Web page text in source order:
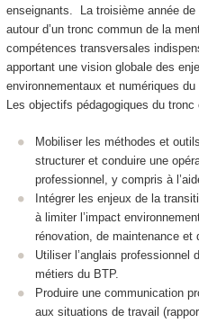
enseignants. La troisième année de
autour d’un tronc commun de la
compétences transversales
apportant une vision globale des
environnementaux et numériques du
Les objectifs pédagogiques du
Mobiliser les méthodes et
structurer et conduire une
professionnel, y compris à
Intégrer les enjeux de la
à limiter l’impact
rénovation, de maintenance et
Utiliser l’anglais professionnel
métiers du BTP.
Produire une communication
aux situations de travail